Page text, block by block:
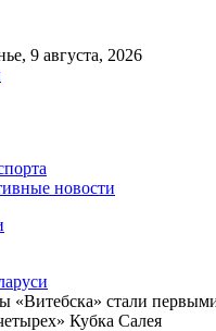
9 августа, 2026
новости
«Витебска» стали
Кубка Салея